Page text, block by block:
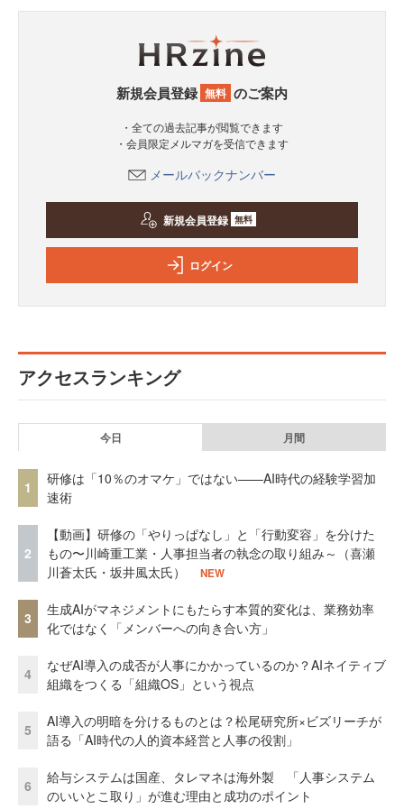
新規会員登録 無料 のご案内
・全ての過去記事が閲覧できます
・会員限定メルマガを受信できます
メールバックナンバー
新規会員登録 無料
ログイン
アクセスランキング
今日 月間
1
研修は「10％のオマケ」ではない——AI時代の経験学習加
速術
2
【動画】研修の「やりっぱなし」と「行動変容」を分けた
もの〜川崎重工業・人事担当者の執念の取り組み～（喜瀬
川蒼太氏・坂井風太氏）
NEW
3
生成AIがマネジメントにもたらす本質的変化は、業務効率
化ではなく「メンバーへの向き合い方」
4
なぜAI導入の成否が人事にかかっているのか？AIネイティブ
組織をつくる「組織OS」という視点
5
AI導入の明暗を分けるものとは？松尾研究所×ビズリーチが
語る「AI時代の人的資本経営と人事の役割」
6
給与システムは国産、タレマネは海外製 「人事システム
のいいとこ取り」が進む理由と成功のポイント